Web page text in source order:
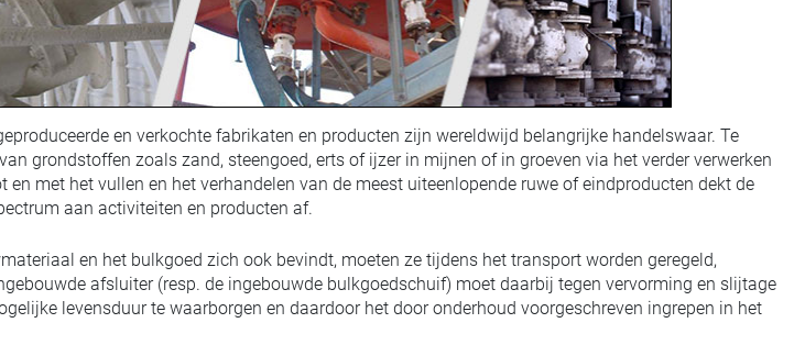
en verkochte fabrikaten en producten zijn wereldwijd belangrijke handelswaar. Te
grondstoffen zoals zand, steengoed, erts of ijzer in mijnen of in groeven via het verder verwerken
met het vullen en het verhandelen van de meest uiteenlopende ruwe of eindproducten dekt de
aan activiteiten en producten af.
en het bulkgoed zich ook bevindt, moeten ze tijdens het transport worden geregeld,
afsluiter (resp. de ingebouwde bulkgoedschuif) moet daarbij tegen vervorming en slijtage
levensduur te waarborgen en daardoor het door onderhoud voorgeschreven ingrepen in het